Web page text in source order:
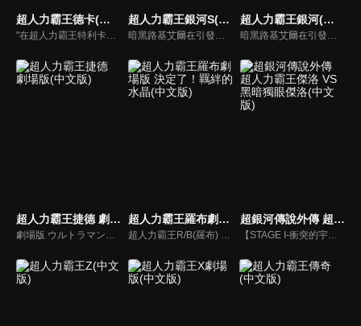
超人力霸王德卡(中文版) 超人力霸王銀河S(中文版) 超人力霸王銀河(中文版)
超人力霸王捷德 劇場版(中文版)
劇場版 ウルトラマンジード つなぐぜ!願い!!
超人力霸王羅布劇場版 決定了！羈絆的水晶(中文版)
超人力霸王R/B(羅布) 選擇！羈絆的水晶
超銀河傳說外傳 超人力霸王傑洛 VS 黑暗獨眼傑洛(中文版)
【STAGE I-衝突的宇宙】，這是怎麼一回事？出現在超人力霸王ZERO面前的，居然是和自己外貌相似、戰鬥力更勝一籌的黑暗超人ZERO？ 【STAGE II- ZERO的決死圈】，ZERO在雷歐的協助下，終於擊敗假超人兄弟，但黑暗超人ZERO的真正身份是什麼？兩者決鬥，究竟誰會勝出？